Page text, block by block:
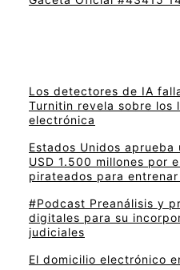
Los detectores de IA
Turnitin revela sobre los
electrónica
Estados Unidos
USD 1.500 millones por
pirateados para
#Podcast Preanálisis y
digitales para su
judiciales
El domicilio electrónico